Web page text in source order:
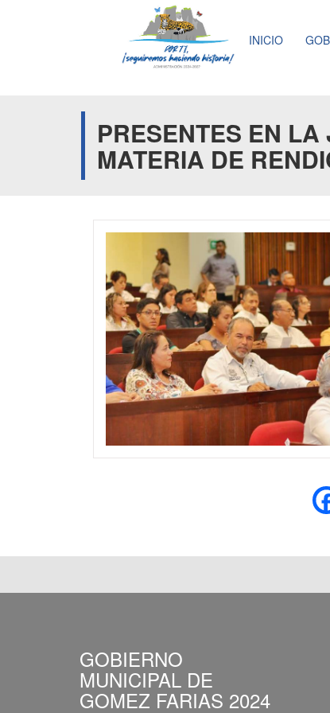
INICIO
PRESENTES EN
MATERIA DE
GOBIERNO
MUNICIPAL DE
GOMEZ FARIAS 2024